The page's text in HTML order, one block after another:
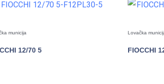
municija
12/70 5
Lovačka
FIOCCHI